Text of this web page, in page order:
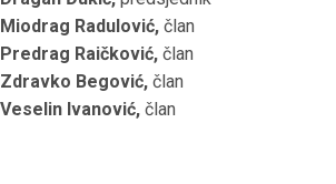
Miodrag Radulović, član
Predrag Raičković, član
Zdravko Begović, član
Veselin Ivanović, član